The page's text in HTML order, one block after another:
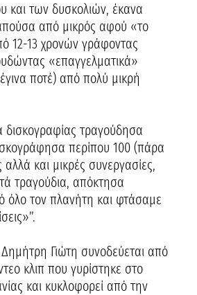
και των δυσκολιών, έκανα
από μικρός αφού «το
12-13 χρονών γράφοντας
«επαγγελματικά»
ποτέ) από πολύ μικρή
δισκογραφίας τραγούδησα
περίπου 100 (πάρα
και μικρές συνεργασίες,
τραγούδια, απόκτησα
όλο τον πλανήτη και φτάσαμε
Γιώτη συνοδεύεται από
κλιπ που γυρίστηκε στο
και κυκλοφορεί από την